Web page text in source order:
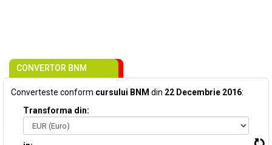
CONVERTOR BNM
Converteste conform cursului BNM din 22 Decembrie 2016:
Transforma din: